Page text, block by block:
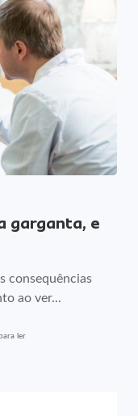
garganta, e
consequências
ao ver...
ler